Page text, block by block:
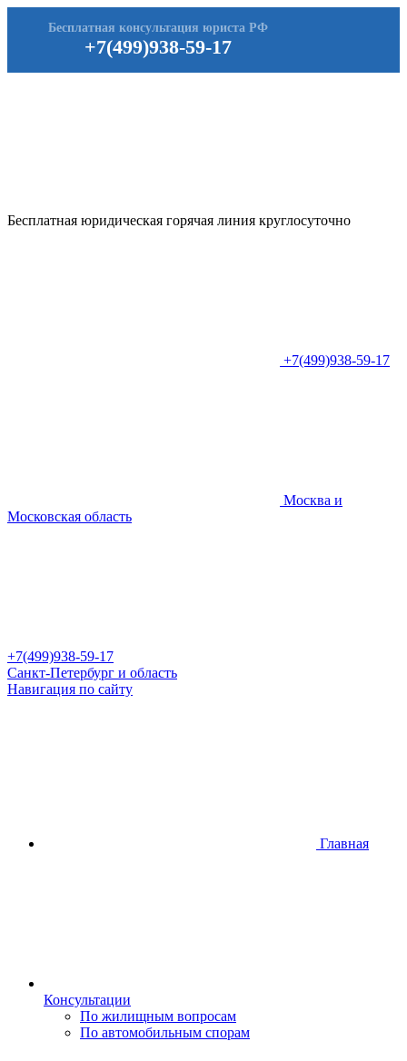
+7(499)938-59-17
Бесплатная консультация юриста РФ
Бесплатная юридическая горячая линия круглосуточно
+7(499)938-59-17
Москва и
Московская область
+7(499)938-59-17
Санкт-Петербург и область
Навигация по сайту
Главная
Консультации
По жилищным вопросам
По автомобильным спорам